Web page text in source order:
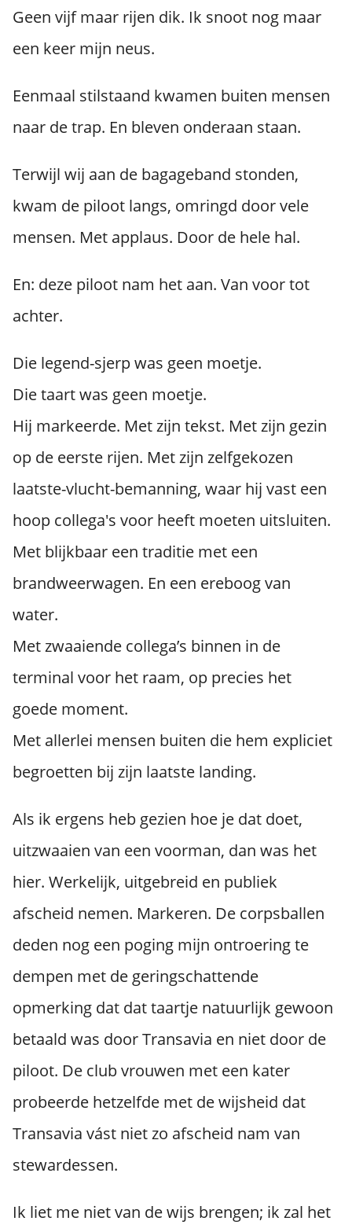
Geen vijf maar rijen dik. Ik snoot nog maar
een keer mijn neus.
Eenmaal stilstaand kwamen buiten mensen
naar de trap. En bleven onderaan staan.
Terwijl wij aan de bagageband stonden,
kwam de piloot langs, omringd door vele
mensen. Met applaus. Door de hele hal.
En: deze piloot nam het aan. Van voor tot
achter.
Die legend-sjerp was geen moetje.
Die taart was geen moetje.
Hij markeerde. Met zijn tekst. Met zijn gezin
op de eerste rijen. Met zijn zelfgekozen
laatste-vlucht-bemanning, waar hij vast een
hoop collega's voor heeft moeten uitsluiten.
Met blijkbaar een traditie met een
brandweerwagen. En een ereboog van
water.
Met zwaaiende collega’s binnen in de
terminal voor het raam, op precies het
goede moment.
Met allerlei mensen buiten die hem expliciet
begroetten bij zijn laatste landing.
Als ik ergens heb gezien hoe je dat doet,
uitzwaaien van een voorman, dan was het
hier. Werkelijk, uitgebreid en publiek
afscheid nemen. Markeren. De corpsballen
deden nog een poging mijn ontroering te
dempen met de geringschattende
opmerking dat dat taartje natuurlijk gewoon
betaald was door Transavia en niet door de
piloot. De club vrouwen met een kater
probeerde hetzelfde met de wijsheid dat
Transavia vást niet zo afscheid nam van
stewardessen.
Ik liet me niet van de wijs brengen; ik zal het